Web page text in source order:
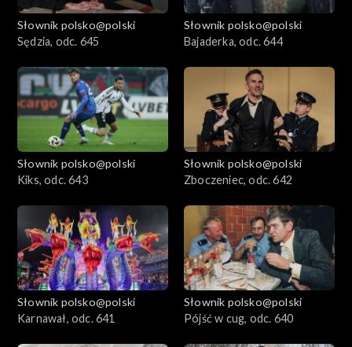
Słownik polsko@polski
Sędzia, odc. 645
Słownik polsko@polski
Bajaderka, odc. 644
Słownik polsko@polski
Kiks, odc. 643
Słownik polsko@polski
Zboczeniec, odc. 642
Słownik polsko@polski
Karnawał, odc. 641
Słownik polsko@polski
Pójść w cug, odc. 640